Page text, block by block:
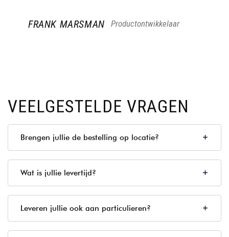
FRANK MARSMAN Productontwikkelaar
VEELGESTELDE VRAGEN
Brengen jullie de bestelling op locatie?
Wat is jullie levertijd?
Leveren jullie ook aan particulieren?